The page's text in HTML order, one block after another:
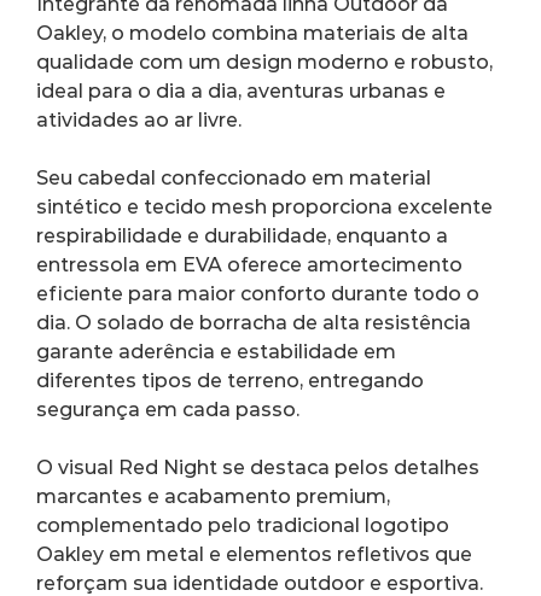
Oakley, o modelo combina materiais de alta
qualidade com um design moderno e robusto,
ideal para o dia a dia, aventuras urbanas e
atividades ao ar livre.
Seu cabedal confeccionado em material
sintético e tecido mesh proporciona excelente
respirabilidade e durabilidade, enquanto a
entressola em EVA oferece amortecimento
eficiente para maior conforto durante todo o
dia. O solado de borracha de alta resistência
garante aderência e estabilidade em
diferentes tipos de terreno, entregando
segurança em cada passo.
O visual Red Night se destaca pelos detalhes
marcantes e acabamento premium,
complementado pelo tradicional logotipo
Oakley em metal e elementos refletivos que
reforçam sua identidade outdoor e esportiva.